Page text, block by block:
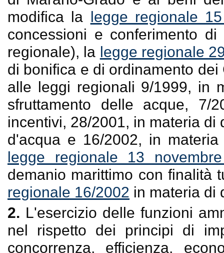
modifica la legge regionale
concessioni e conferimento
regionale), la legge regionale
di bonifica e di ordinamento
alle leggi regionali 9/1999, in
sfruttamento delle acque, 7/
incentivi, 28/2001, in materia
d'acqua e 16/2002, in
legge regionale 13
demanio marittimo con finalità
regionale 16/2002 in materia di
2. L'esercizio delle funzioni
nel rispetto dei principi di
concorrenza, efficienza,